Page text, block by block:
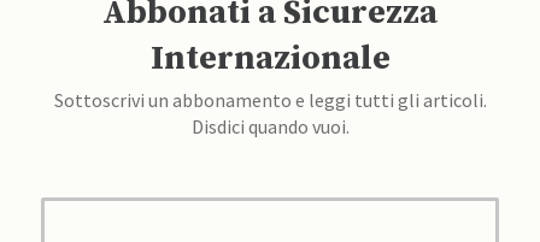
Abbonati a Sicurezza
Internazionale
Sottoscrivi un abbonamento e leggi tutti gli articoli.
Disdici quando vuoi.